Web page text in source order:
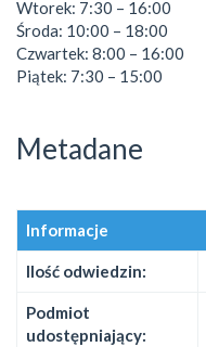
Wtorek: 7:30 – 16:00
Środa: 10:00 – 18:00
Czwartek: 8:00 – 16:00
Piątek: 7:30 – 15:00
Metadane
Informacje
Ilość odwiedzin:
Podmiot
udostępniający: